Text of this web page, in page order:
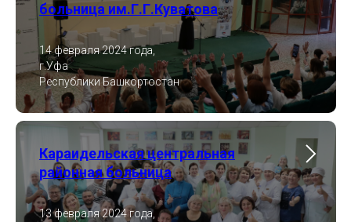
больница им.Г.Г.Куватова
14 февраля 2024 года,
г.Уфа
Республики Башкортостан
Караидельская центральная
районная больница
13 февраля 2024 года,